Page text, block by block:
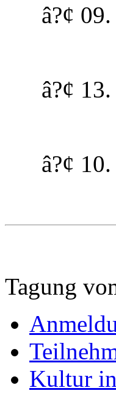
â?¢ 09. -
â?¢ 13.
â?¢ 10.
Tagung
Kultur